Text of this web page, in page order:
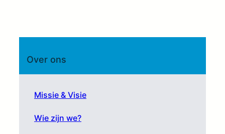
Over ons
Missie & Visie
Wie zijn we?